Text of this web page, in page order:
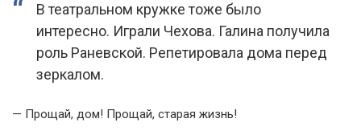
В театральном кружке тоже было
интересно. Играли Чехова. Галина получила
роль Раневской. Репетировала дома перед
зеркалом.
— Прощай, дом! Прощай, старая жизнь!